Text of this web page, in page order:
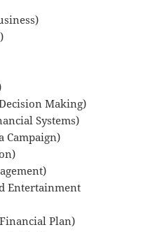
Making)
Systems)
Campaign)
Entertainment
Plan)